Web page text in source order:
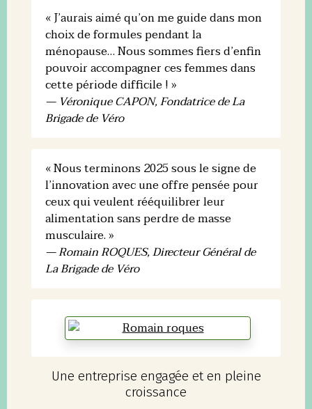
« J’aurais aimé qu’on me guide dans mon
choix de formules pendant la
ménopause… Nous sommes fiers d’enfin
pouvoir accompagner ces femmes dans
cette période difficile ! »
— Véronique CAPON, Fondatrice de La
Brigade de Véro
« Nous terminons 2025 sous le signe de
l’innovation avec une offre pensée pour
ceux qui veulent rééquilibrer leur
alimentation sans perdre de masse
musculaire. »
— Romain ROQUES, Directeur Général de
La Brigade de Véro
Une entreprise engagée et en pleine
croissance